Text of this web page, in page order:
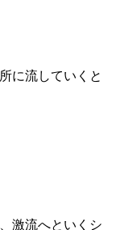
に流していくと
激流へといくシ